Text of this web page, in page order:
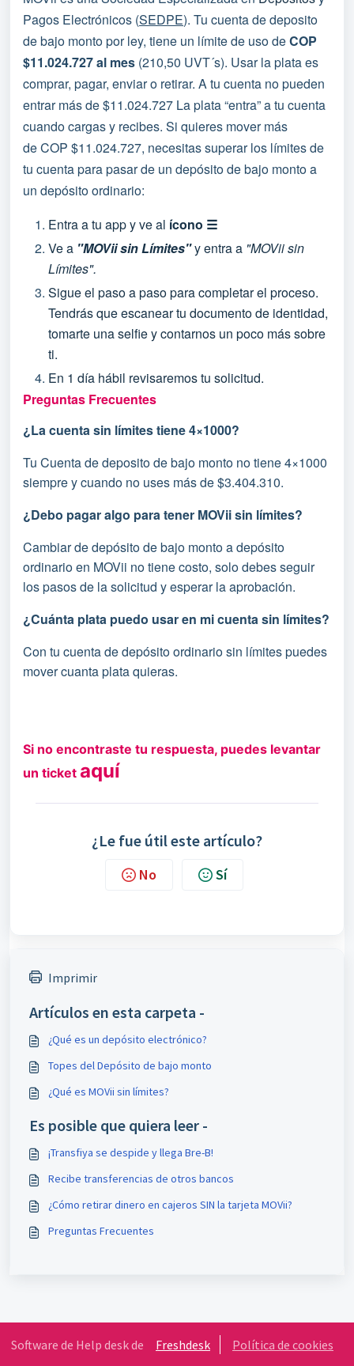
Pagos Electrónicos (SEDPE). Tu cuenta de deposito
de bajo monto por ley, tiene un límite de uso deCOP
$11.024.727 al mes (210,50 UVT´s). Usar la plata es
comprar, pagar, enviar o retirar. A tu cuenta no pueden
entrar más de $11.024.727 La plata “entra” a tu cuenta
cuando cargas y recibes. Si quieres mover más
deCOP $11.024.727, necesitas superar los límites de
tu cuenta para pasar de un depósito de bajo monto a
un depósito ordinario:
Entra a tu app y ve al ícono ☰
Ve a "MOVii sin Límites"y entra a "MOVii sin
Límites".
Sigue el paso a paso para completar el proceso.
Tendrás que escanear tu documento de identidad,
tomarte una selfie y contarnos un poco más sobre
ti.
En 1 día hábil revisaremos tu solicitud.
Preguntas Frecuentes
¿La cuenta sin límites tiene 4×1000?
Tu Cuenta de deposito de bajo monto no tiene 4×1000
siempre y cuando no uses más de $3.404.310.
¿Debo pagar algo para tener MOVii sin límites?
Cambiar de depósito de bajo monto a depósito
ordinario en MOVii no tiene costo, solo debes seguir
los pasos de la solicitud y esperar la aprobación.
¿Cuánta plata puedo usar en mi cuenta sin límites?
Con tu cuenta de depósito ordinario sin límites puedes
mover cuanta plata quieras.
Si no encontraste tu respuesta, puedes levantar
un ticket aquí
¿Le fue útil este artículo?
No Sí
Imprimir
Artículos en esta carpeta -
¿Qué es un depósito electrónico?
Topes del Depósito de bajo monto
¿Qué es MOVii sin límites?
Es posible que quiera leer -
¡Transfiya se despide y llega Bre-B!
Recibe transferencias de otros bancos
¿Cómo retirar dinero en cajeros SIN la tarjeta MOVii?
Preguntas Frecuentes
Software de Help desk de Freshdesk Política de cookies